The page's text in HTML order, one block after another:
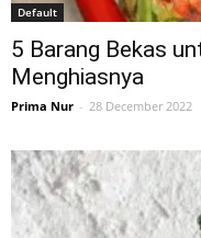
Default
5 Barang Bekas
Menghiasnya
Prima Nur - 28 December 2022